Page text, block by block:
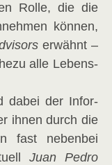
Rol­le, die die
kön­nen,
erwähnt –
alle Lebens­
dabei der Infor­
ihnen durch die
fast neben­bei
Juan Pedro